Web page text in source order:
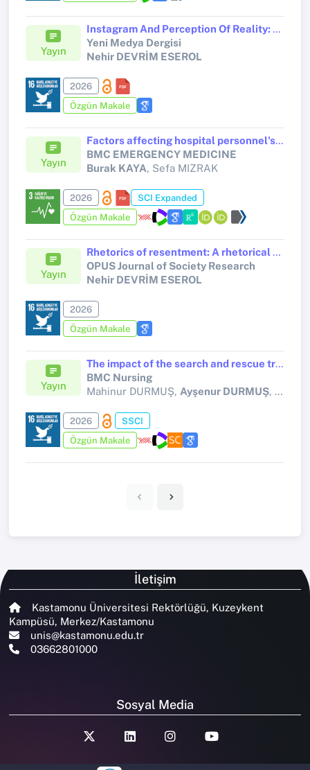
Yayın
Instagram And Perception Of Reality: How Visual Culture Blurs Boundaries Between Authenticity And Representation
Yeni Medya Dergisi
Nehir DEVRİM ESEROL
2026
Özgün Makale
Yayın
Factors affecting hospital personnel's disaster management performance.
BMC EMERGENCY MEDICINE
Burak KAYA, Sefa MIZRAK
2026
SCI Expanded
Özgün Makale
Yayın
Rhetorics of resentment: A rhetorical critical discourse analysis of incel discourse on ekşi sözlük
OPUS Journal of Society Research
Nehir DEVRİM ESEROL
2026
Özgün Makale
Yayın
The impact of the search and rescue training in nursing on disaster perception and disaster response self-efficacy: a mixed-methods study
BMC Nursing
Mahinur DURMUŞ, Ayşenur DURMUŞ, Nuray DEMİRALP, Sıla GÜL
2026
SSCI
Özgün Makale
İletişim
Kastamonu Üniversitesi Rektörlüğü, Kuzeykent
Kampüsü, Merkez/Kastamonu
unis@kastamonu.edu.tr
03662801000
Sosyal Media